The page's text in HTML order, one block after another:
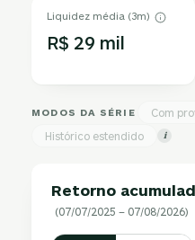
Liquidez média (3m)
R$ 29 mil
MODOS DA SÉRIE Com
Histórico estendido i
Retorno
(07/07/2025 – 07/08/2026)